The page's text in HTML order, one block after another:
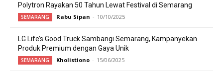
Polytron Rayakan 50 Tahun Lewat Festival di Semarang
SEMARANG Rabu Sipan - 10/10/2025
LG Life’s Good Truck Sambangi Semarang, Kampanyekan
Produk Premium dengan Gaya Unik
SEMARANG Kholistiono - 15/06/2025